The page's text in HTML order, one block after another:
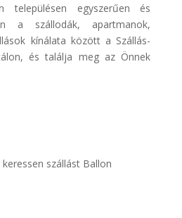
településen egyszerűen és
a szállodák, apartmanok,
kínálata között a Szállás-
és találja meg az Önnek
szállást Ballon